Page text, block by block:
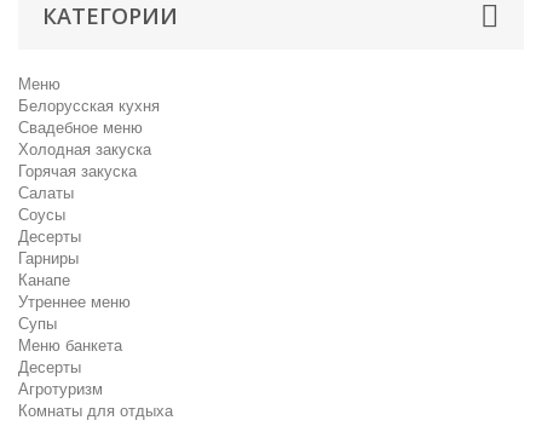
КАТЕГОРИИ
Меню
Белорусская кухня
Свадебное меню
Холодная закуска
Горячая закуска
Салаты
Соусы
Десерты
Гарниры
Канапе
Утреннее меню
Супы
Меню банкета
Десерты
Агротуризм
Комнаты для отдыха